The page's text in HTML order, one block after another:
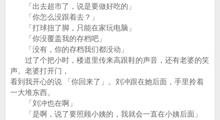
「出去超市了，说是要做好吃的」
「你怎么没跟着去？」
「打球扭了脚，只能在家玩电脑」
「你没覆盖我的存档吧」
「没有，你的存档我们都没动」
过了个把小时，楼道里传来高跟鞋的声音，还有老婆的笑
声。老婆打开门，
看到我开心的说 「你回来了」。刘冲跟在她后面，手里拎着
一大堆东西。
「刘冲也在啊」
「是啊，说了要照顾小姨的，我就会一直在小姨后面」